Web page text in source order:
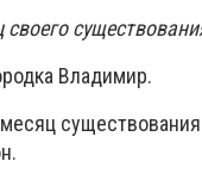
Владимир.